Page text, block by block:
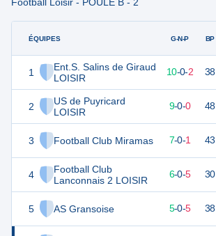
ÉQUIPES
1
Ent.S. Salins de Giraud
LOISIR
2
US de Puyricard
LOISIR
3 Football Club Miramas
4
Football Club
Lanconnais 2 LOISIR
5 AS Gransoise
G-N-P BP
29 13 10-0-2 38
24 9-0-0 48
19 10 7-0-1 43
16 13 6-0-5 30
5-0-5 38